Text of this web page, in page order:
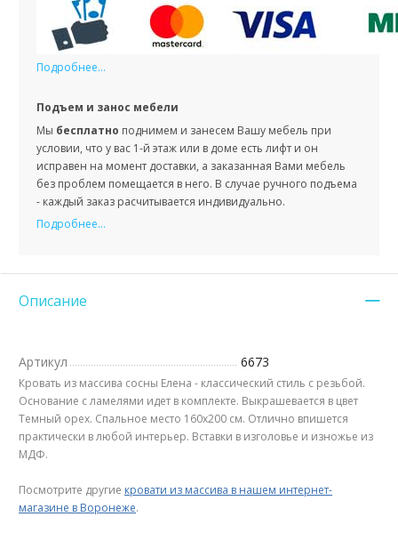
Подробнее...
Подъем и занос мебели
Мы бесплатно поднимем и занесем Вашу мебель при
условии, что у вас 1-й этаж или в доме есть лифт и он
исправен на момент доставки, а заказанная Вами мебель
без проблем помещается в него. В случае ручного подъема
- каждый заказ расчитывается индивидуально.
Подробнее...
Описание
Артикул 6673
Кровать из массива сосны Елена - классический стиль с резьбой.
Основание с ламелями идет в комплекте. Выкрашевается в цвет
Темный орех. Спальное место 160х200 см. Отлично впишется
практически в любой интерьер. Вставки в изголовье и изножье из
МДФ.
Посмотрите другие кровати из массива в нашем интернет-
магазине в Воронеже.